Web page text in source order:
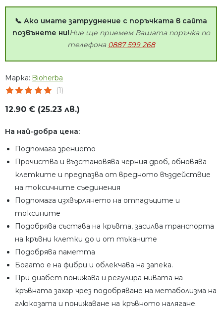
📞 Ако имате затруднение с поръчката в сайта
позвънете ни!Ние ще приемем Вашата поръчка по
телефона 0887 599 268
Марка: Bioherba
(1)
12.90 € (25.23 лв.)
На най-добра цена:
Подпомага зрението
Прочиства и възстановява черния дроб, обновява
клетките и предпазва от вредното въздействие
на токсичните съединения
Подпомага изхвърлянето на отпадъците и
токсините
Подобрява състава на кръвта, засилва транспорта
на кръвни клетки до и от тъканите
Подобрява паметта
Богато е на фибри и облекчава на запека.
При диабет понижава и регулира нивата на
кръвната захар чрез подобряване на метаболизма на
глюкозата и понижаване на кръвното налягане.